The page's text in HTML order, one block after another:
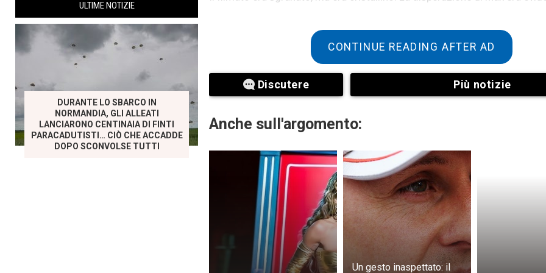
Mark provò un’ondata di eccitazione. Max stava lottando, lottando per la
piccolo corpo non era all’altezza della forza del coyote. Lacrime di gioia
la vista mentre guardava. Non c’era, ma questo rendeva il tutto ancora
Non poteva proteggerlo. Ma poi accadde qualcosa di incredibile.
motivato, si fece strada eroicamente sotto il portico. Incredibilmente,
portata del coyote! Era semplicemente troppo grande perché Max
CONTINUE READING AFTER AD
Discutere Più notizie
Anche sull'argomento:
Un gesto inaspettato: il
ULTIME NOTIZIE
DURANTE LO SBARCO IN
NORMANDIA, GLI ALLEATI
LANCIARONO CENTINAIA DI FINTI
PARACADUTISTI… CIÒ CHE ACCADDE
DOPO SCONVOLSE TUTTI